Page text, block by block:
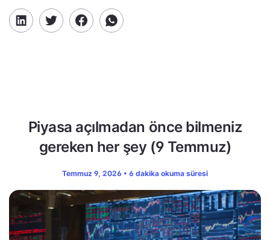
Piyasa açılmadan önce bilmeniz
gereken her şey (9 Temmuz)
Temmuz 9, 2026 • 6 dakika okuma süresi